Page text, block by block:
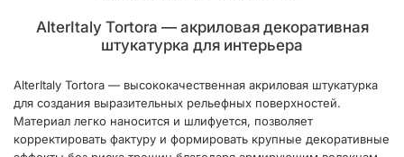
AlterItaly Tortora — акриловая декоративная
штукатурка для интерьера
AlterItaly Tortora — высококачественная акриловая штукатурка
для создания выразительных рельефных поверхностей.
Материал легко наносится и шлифуется, позволяет
корректировать фактуру и формировать крупные декоративные